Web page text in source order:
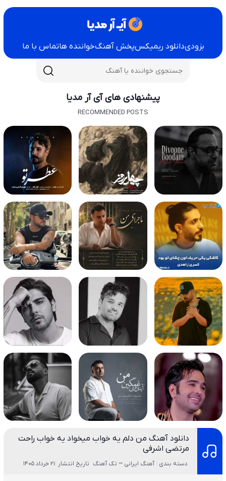
بزودیدانلود ریمیکسپخش آهنگخواننده هاتماس با ما
پیشنهادی های آی آر مدیا
RECOMMENDED POSTS
دانلود آهنگ من دلم یه خواب میخواد یه خواب راحت
مرتضی اشرفی
دسته بندی : آهنگ ایرانی ~ تک آهنگ تاریخ انتشار :21 خرداد 1405